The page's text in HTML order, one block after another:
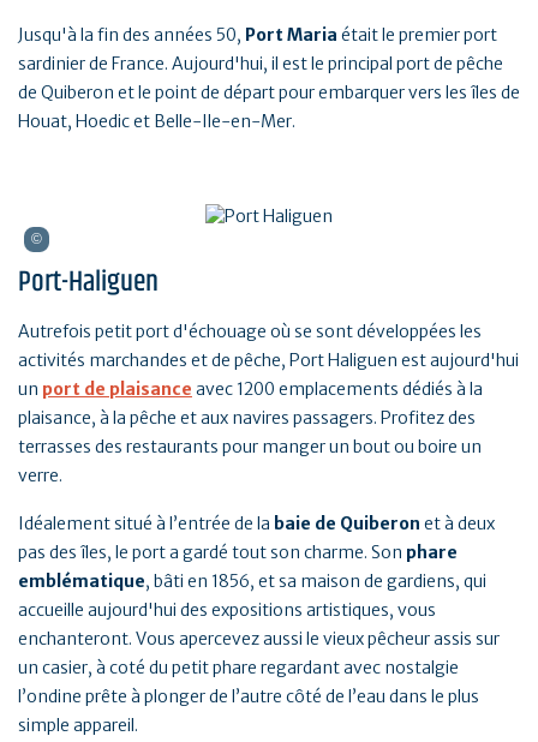
Jusqu'à la fin des années 50, Port Maria était le premier port
sardinier de France. Aujourd'hui, il est le principal port de pêche
de Quiberon et le point de départ pour embarquer vers les îles de
Houat, Hoedic et Belle-Ile-en-Mer.
Port-Haliguen
Autrefois petit port d'échouage où se sont développées les
activités marchandes et de pêche, Port Haliguen est aujourd'hui
un port de plaisance avec 1200 emplacements dédiés à la
plaisance, à la pêche et aux navires passagers. Profitez des
terrasses des restaurants pour manger un bout ou boire un
verre.
Idéalement situé à l’entrée de la baie de Quiberon et à deux
pas des îles, le port a gardé tout son charme. Son phare
emblématique, bâti en 1856, et sa maison de gardiens, qui
accueille aujourd'hui des expositions artistiques, vous
enchanteront. Vous apercevez aussi le vieux pêcheur assis sur
un casier, à coté du petit phare regardant avec nostalgie
l’ondine prête à plonger de l’autre côté de l’eau dans le plus
simple appareil.